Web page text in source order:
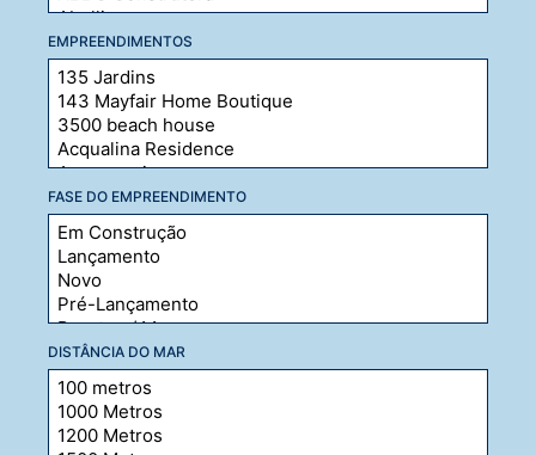
EMPREENDIMENTOS
FASE DO EMPREENDIMENTO
DISTÂNCIA DO MAR